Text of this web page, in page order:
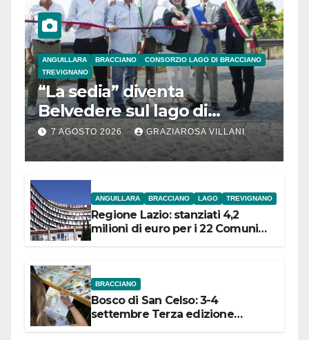
ANGUILLARA BRACCIANO
CONSORZIO LAGO DI BRACCIANO
TREVIGNANO
“La sedia” diventa
Belvedere sul lago di
Bracciano: ieri
l’inaugurazione
7 AGOSTO 2026 GRAZIAROSA VILLANI
ANGUILLARA BRACCIANO LAGO TREVIGNANO
Regione Lazio: stanziati 4,2
milioni di euro per i 22 Comuni
BRACCIANO
Bosco di San Celso: 3-4
settembre Terza edizione